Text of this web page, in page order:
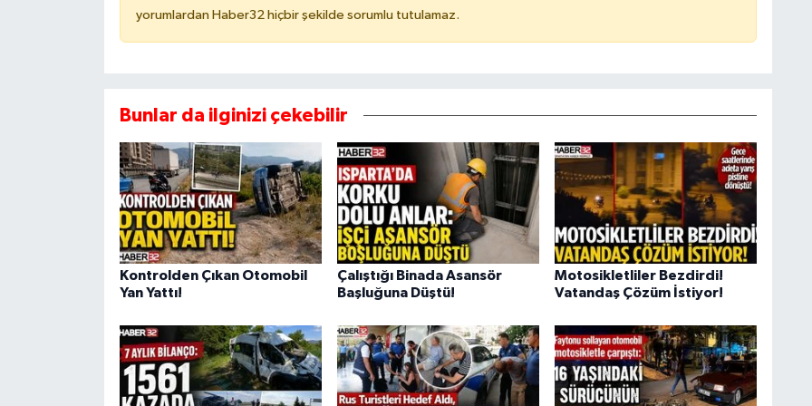
yorumlardan Haber32 hiçbir şekilde sorumlu tutulamaz.
Bunlar da ilginizi çekebilir
Kontrolden Çıkan Otomobil
Yan Yattı!
Çalıştığı Binada Asansör
Başluğuna Düştü!
Motosikletliler Bezdirdi!
Vatandaş Çözüm İstiyor!